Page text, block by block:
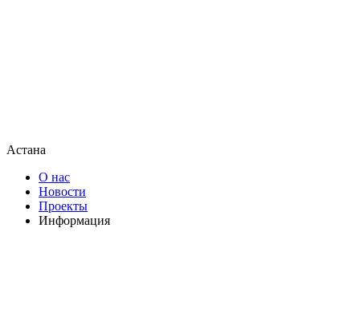
Астана
О нас
Новости
Проекты
Информация